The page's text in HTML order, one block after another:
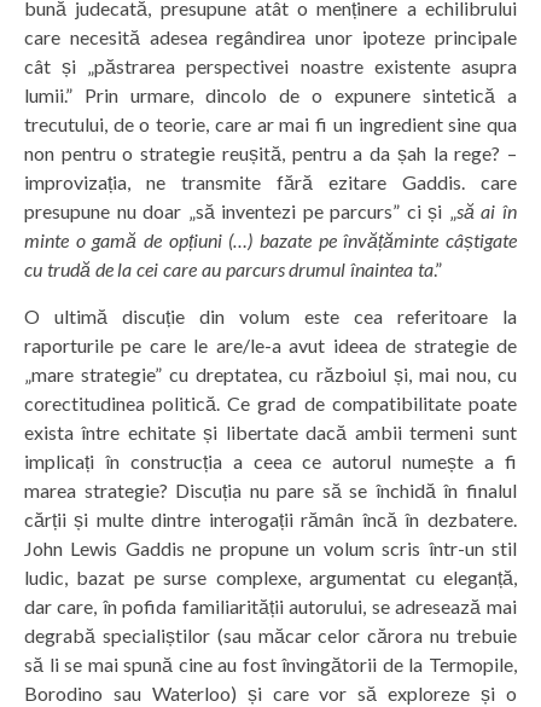
bună judecată, presupune atât o menținere a echilibrului
care necesită adesea regândirea unor ipoteze principale
cât și „păstrarea perspectivei noastre existente asupra
lumii.” Prin urmare, dincolo de o expunere sintetică a
trecutului, de o teorie, care ar mai fi un ingredient sine qua
non pentru o strategie reușită, pentru a da șah la rege? –
improvizația, ne transmite fără ezitare Gaddis. care
presupune nu doar „să inventezi pe parcurs” ci și „să ai în
minte o gamă de opțiuni (…) bazate pe învățăminte câștigate
cu trudă de la cei care au parcurs drumul înaintea ta.”
O ultimă discuție din volum este cea referitoare la
raporturile pe care le are/le-a avut ideea de strategie de
„mare strategie” cu dreptatea, cu războiul și, mai nou, cu
corectitudinea politică. Ce grad de compatibilitate poate
exista între echitate și libertate dacă ambii termeni sunt
implicați în construcția a ceea ce autorul numește a fi
marea strategie? Discuția nu pare să se închidă în finalul
cărții și multe dintre interogații rămân încă în dezbatere.
John Lewis Gaddis ne propune un volum scris într-un stil
ludic, bazat pe surse complexe, argumentat cu eleganță,
dar care, în pofida familiarității autorului, se adresează mai
degrabă specialiștilor (sau măcar celor cărora nu trebuie
să li se mai spună cine au fost învingătorii de la Termopile,
Borodino sau Waterloo) și care vor să exploreze și o